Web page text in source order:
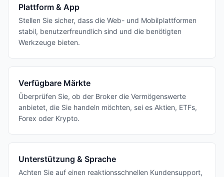
Plattform & App
Stellen Sie sicher, dass die Web- und Mobilplattformen
stabil, benutzerfreundlich sind und die benötigten
Werkzeuge bieten.
Verfügbare Märkte
Überprüfen Sie, ob der Broker die Vermögenswerte
anbietet, die Sie handeln möchten, sei es Aktien, ETFs,
Forex oder Krypto.
Unterstützung & Sprache
Achten Sie auf einen reaktionsschnellen Kundensupport,